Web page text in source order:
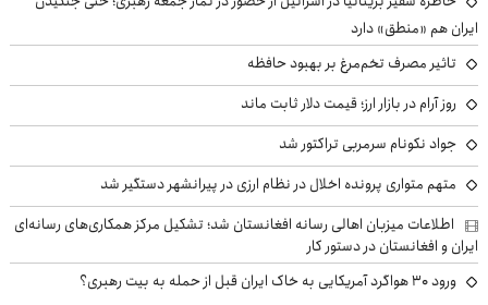
ایران هم «منطق» دارد
تاثیر مصرف تخم‌مرغ بر بهبود حافظه
روز آرام در بازار ارز؛ قیمت دلار ثابت ماند
جواد نکونام سرمربی تراکتور شد
متهم متواری پرونده اخلال در نظام ارزی در پیرانشهر دستگیر شد
اطلاعات میزبان اهالی رسانه افغانستان شد؛ تشکیل مرکز همکاری‌های رسانه‌ای
ایران و افغانستان در دستور کار
ورود ۳۰ هواگرد آمریکایی به خاک ایران قبل از حمله به بیت رهبری؟